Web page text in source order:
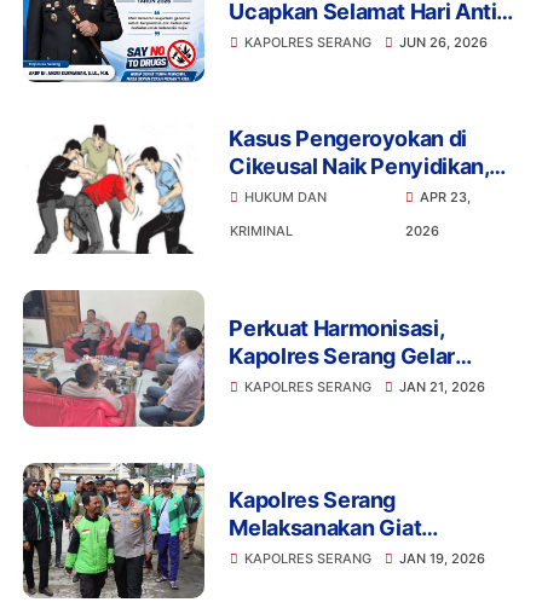
Ucapkan Selamat Hari Anti
Narkotika Internasional
KAPOLRES SERANG JUN 26, 2026
Kasus Pengeroyokan di
Cikeusal Naik Penyidikan,
Empat Terlapor Saling Lapor
dengan Korban
HUKUM DAN
KRIMINAL
APR 23,
2026
Perkuat Harmonisasi,
Kapolres Serang Gelar
‘Ngariung’ Bareng Buruh di
KAPOLRES SERANG JAN 21, 2026
Kapolres Serang
Melaksanakan Giat
Silaturahmi Dengan
KAPOLRES SERANG JAN 19, 2026